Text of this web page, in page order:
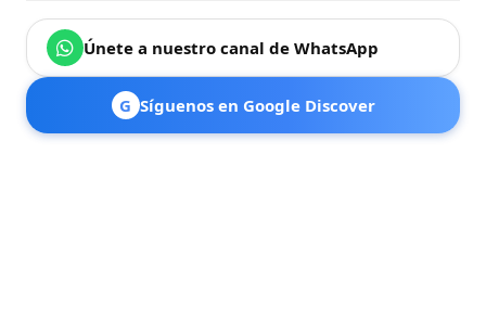
Únete a nuestro canal de WhatsApp
G Síguenos en Google Discover